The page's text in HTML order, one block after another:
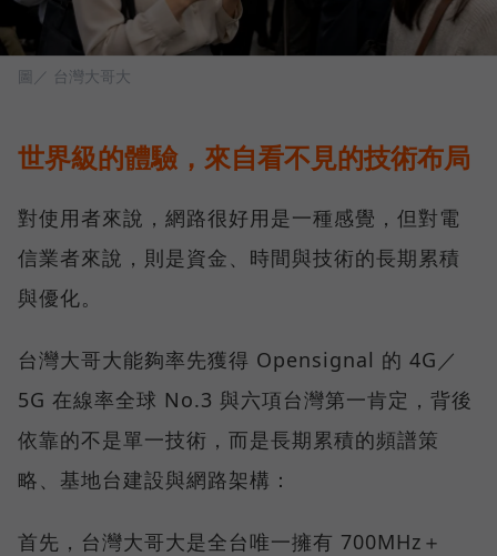
圖／ 台灣大哥大
世界級的體驗，來自看不見的技術布局
對使用者來說，網路很好用是一種感覺，但對電
信業者來說，則是資金、時間與技術的長期累積
與優化。
台灣大哥大能夠率先獲得 Opensignal 的 4G／
5G 在線率全球 No.3 與六項台灣第一肯定，背後
依靠的不是單一技術，而是長期累積的頻譜策
略、基地台建設與網路架構：
首先，台灣大哥大是全台唯一擁有 700MHz＋